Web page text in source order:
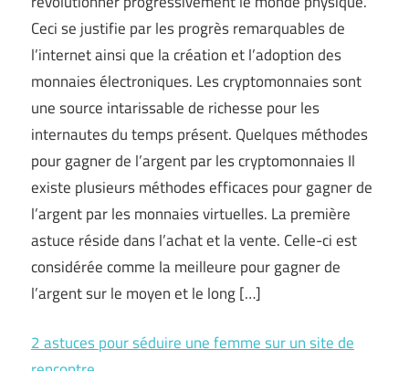
Ceci se justifie par les progrès remarquables de
l’internet ainsi que la création et l’adoption des
monnaies électroniques. Les cryptomonnaies sont
une source intarissable de richesse pour les
internautes du temps présent. Quelques méthodes
pour gagner de l’argent par les cryptomonnaies Il
existe plusieurs méthodes efficaces pour gagner de
l’argent par les monnaies virtuelles. La première
astuce réside dans l’achat et la vente. Celle-ci est
considérée comme la meilleure pour gagner de
l’argent sur le moyen et le long […]
2 astuces pour séduire une femme sur un site de